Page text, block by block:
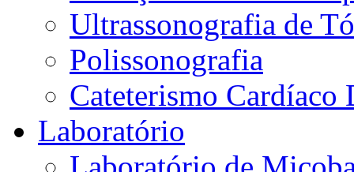
Ultrassonografia de
Polissonografia
Cateterismo Cardíaco
Laboratório